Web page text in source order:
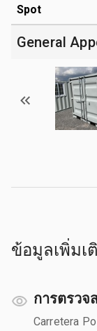
Spot
General
ข้อมูลเพิ่มเ
การตรวจ
Carretera